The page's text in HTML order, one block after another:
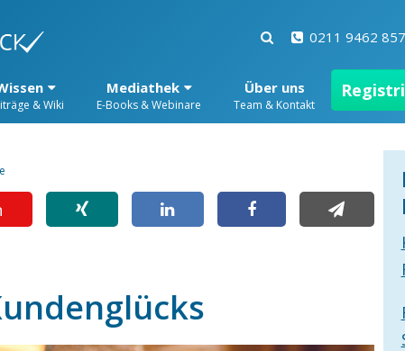
0211 9462
& Wiki
Mediathek
E-Books & Webinare
Über uns
Team & Kontakt